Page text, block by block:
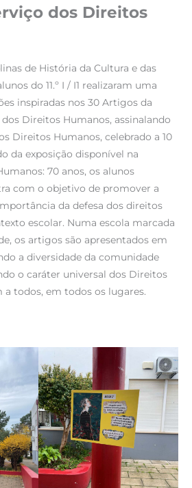
dos Direitos
de História da Cultura e das
do 11.º I / I1 realizaram uma
inspiradas nos 30 Artigos da
Direitos Humanos, assinalando
Direitos Humanos, celebrado a 10
da exposição disponível na
70 anos, os alunos
com o objetivo de promover a
da defesa dos direitos
escolar. Numa escola marcada
os artigos são apresentados em
a diversidade da comunidade
o caráter universal dos Direitos
a todos, em todos os lugares.